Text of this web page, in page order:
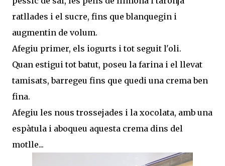
ratllades i el sucre, fins que blanquegin i
augmentin de volum.
Afegiu primer, els iogurts i tot seguit l'oli.
Quan estigui tot batut, poseu la farina i el llevat
tamisats, barregeu fins que quedi una crema ben
fina.
Afegiu les nous trossejades i la xocolata, amb una
espàtula i aboqueu aquesta crema dins del
motlle...